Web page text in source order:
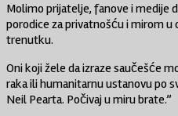
Molimo prijatelje, fanove i medije
porodice za privatnošću i mirom
trenutku.
Oni koji žele da izraze saučešće
raka ili humanitarnu ustanovu po
Neil Pearta. Počivaj u miru brate.”